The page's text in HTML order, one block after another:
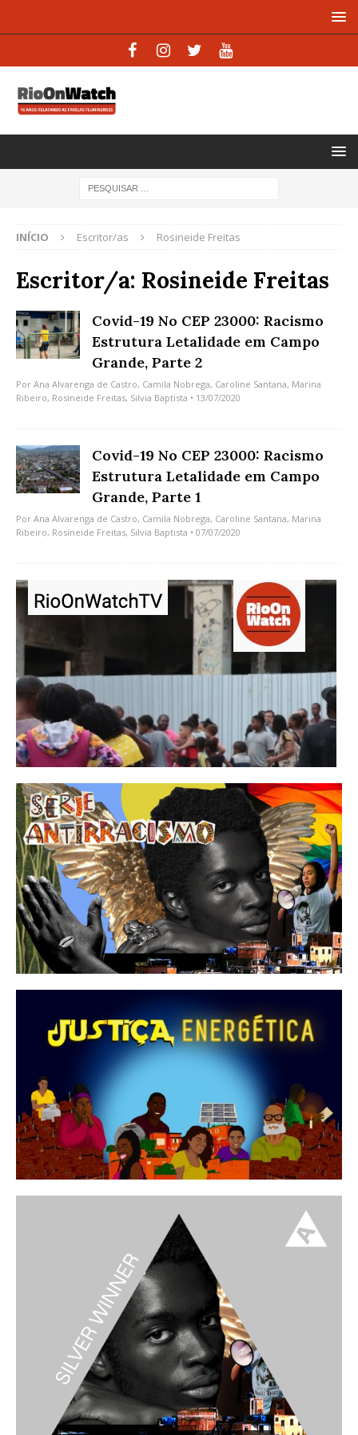
INÍCIO Escritor/as Rosineide Freitas
Escritor/a: Rosineide Freitas
Covid-19 No CEP 23000: Racismo
Estrutura Letalidade em Campo
Grande, Parte 2
Por Ana Alvarenga de Castro, Camila Nobrega, Caroline Santana, Marina
Ribeiro, Rosineide Freitas, Silvia Baptista • 13/07/2020
Covid-19 No CEP 23000: Racismo
Estrutura Letalidade em Campo
Grande, Parte 1
Por Ana Alvarenga de Castro, Camila Nobrega, Caroline Santana, Marina
Ribeiro, Rosineide Freitas, Silvia Baptista • 07/07/2020